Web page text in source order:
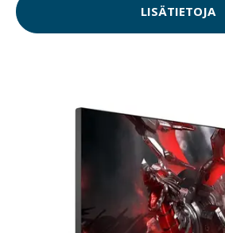
LISÄTIETOJA